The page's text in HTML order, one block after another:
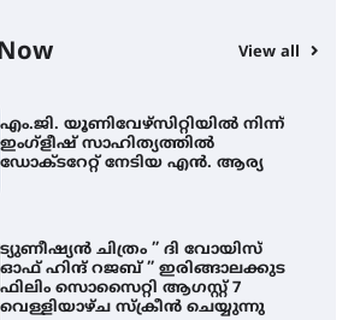
View all
അവധി
എം.ജി. യൂണിവേഴ്‌സിറ്റിയിൽ നിന്ന്
ഇംഗ്ളീഷ് സാഹിത്യത്തിൽ
ഡോക്ടറേറ്റ് നേടിയ എൻ. ആര്യ
ട്യുണീഷ്യൻ ചിത്രം ” ദി വോയിസ്
ഓഫ് ഹിന്ദ് റജബ് ” ഇരിങ്ങാലക്കുട
ഫിലിം സൊസൈറ്റി ആഗസ്റ്റ് 7
വെള്ളിയാഴ്ച സ്‌ക്രീൻ ചെയ്യുന്നു